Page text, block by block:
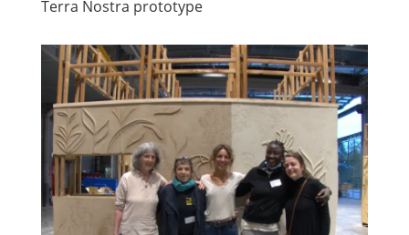
Terra Nostra prototype